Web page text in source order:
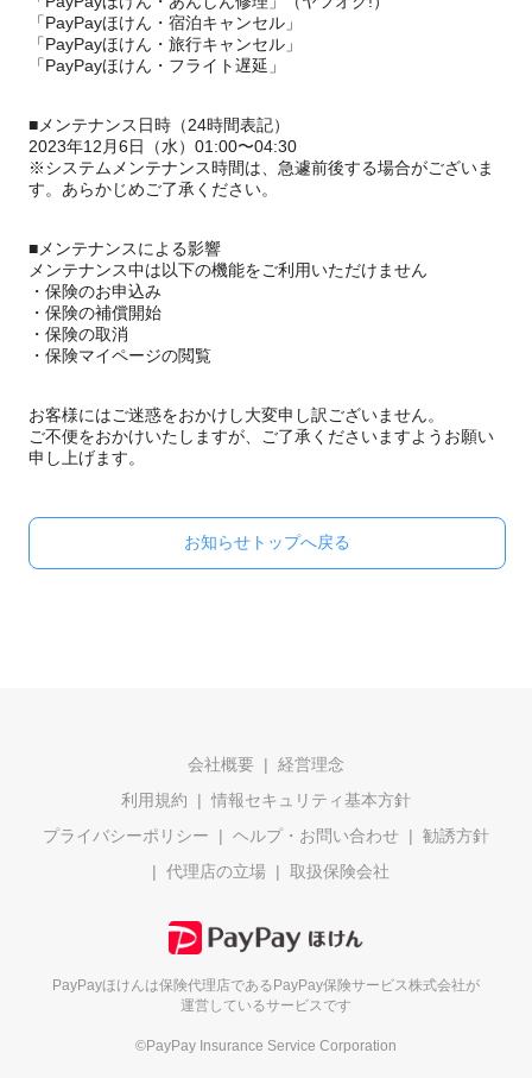
「PayPayほけん・宿泊キャンセル」
「PayPayほけん・旅行キャンセル」
「PayPayほけん・フライト遅延」
■メンテナンス日時（24時間表記）
2023年12月6日（水）01:00〜04:30
※システムメンテナンス時間は、急遽前後する場合がございま
す。あらかじめご了承ください。
■メンテナンスによる影響
メンテナンス中は以下の機能をご利用いただけません
・保険のお申込み
・保険の補償開始
・保険の取消
・保険マイページの閲覧
お客様にはご迷惑をおかけし大変申し訳ございません。
ご不便をおかけいたしますが、ご了承くださいますようお願い
申し上げます。
お知らせトップへ戻る
会社概要
経営理念
利用規約
情報セキュリティ基本方針
プライバシーポリシー
ヘルプ・お問い合わせ
勧誘方針
代理店の立場
取扱保険会社
PayPayほけんは保険代理店である PayPay保険サービス株式会社が
運営しているサービスです
©PayPay Insurance Service Corporation